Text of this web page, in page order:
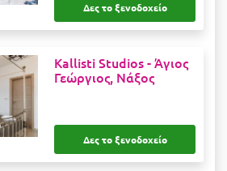
Δες το ξενοδοχείο
Kallisti Studios -Άγιος
Γεώργιος, Νάξος
Δες το ξενοδοχείο